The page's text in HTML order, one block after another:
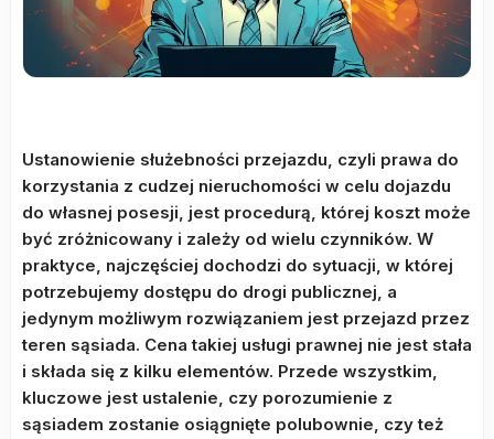
Ustanowienie służebności przejazdu, czyli prawa do
korzystania z cudzej nieruchomości w celu dojazdu
do własnej posesji, jest procedurą, której koszt może
być zróżnicowany i zależy od wielu czynników. W
praktyce, najczęściej dochodzi do sytuacji, w której
potrzebujemy dostępu do drogi publicznej, a
jedynym możliwym rozwiązaniem jest przejazd przez
teren sąsiada. Cena takiej usługi prawnej nie jest stała
i składa się z kilku elementów. Przede wszystkim,
kluczowe jest ustalenie, czy porozumienie z
sąsiadem zostanie osiągnięte polubownie, czy też